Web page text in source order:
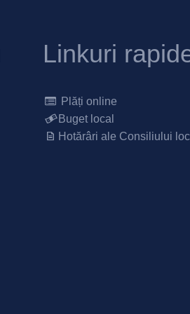
Linkuri
Plăți online
Buget local
Hotărâri ale Consiliului